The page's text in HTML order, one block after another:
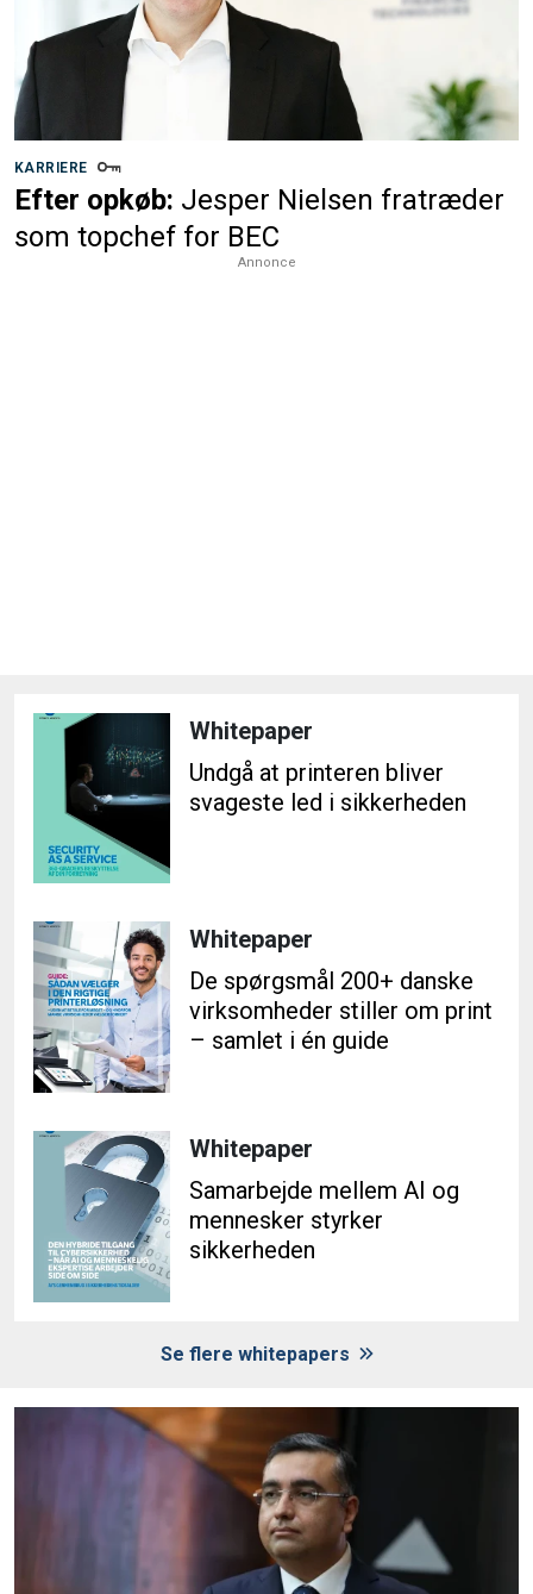
KARRIERE
Efter opkøb: Jesper Nielsen fratræder
som topchef for BEC
Annonce
Whitepaper
Undgå at printeren bliver
svageste led i sikkerheden
Whitepaper
De spørgsmål 200+ danske
virksomheder stiller om print
– samlet i én guide
Whitepaper
Samarbejde mellem AI og
mennesker styrker
sikkerheden
Se flere whitepapers